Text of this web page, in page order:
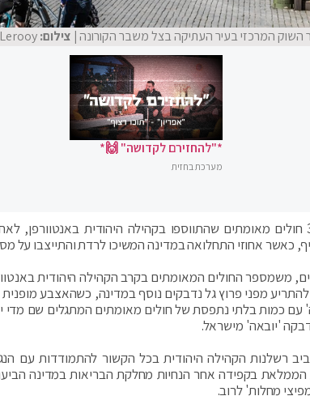
השוק המרכזי בעיר העתיקה בצל משבר הקורונה| צילום:
*"להחזירם לקדושה" 🙌*
מערכת בחזית
זה התחיל מ 3-4 חולים מאומתים שהתווספו בקהילה היהודית
כאשר אחוזי התחלואה במדינה המשיכו לרדת והתייצבו על
מפני פרוץ גל נדבקים נוסף במדינה, כשהאצבע מופנית
כמות בלתי נתפסת של חולים מאומתים המתגלים שם מדי
'יובאה' מישראל.
רשלנות הקהילה היהודית בכל הקשור להתמודדות עם
הממלאת בקפידה אחר הנחיות מחלקת הבריאות במדינה
מחלות' לרוב.